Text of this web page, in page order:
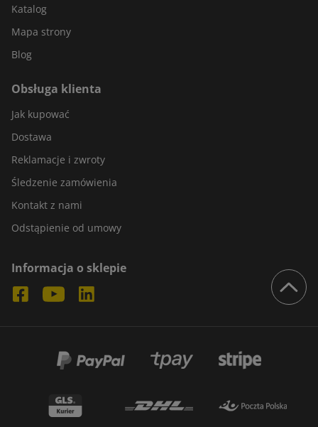
Katalog
Mapa strony
Blog
Obsługa klienta
Jak kupować
Dostawa
Reklamacje i zwroty
Śledzenie zamówienia
Kontakt z nami
Odstąpienie od umowy
Informacja o sklepie